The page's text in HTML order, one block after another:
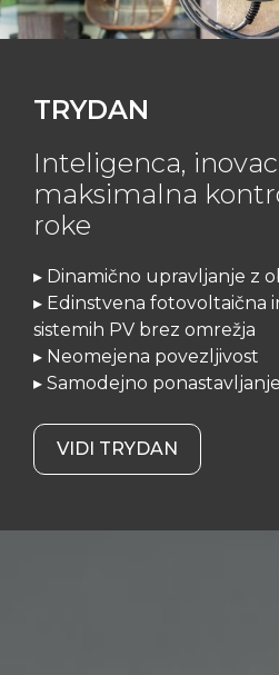
TRYDAN
Inteligenca,
maksimalna
roke
▸ Dinamično upravljanje z
▸ Edinstvena fotovoltaična
sistemih PV brez omrežja
▸ Neomejena povezljivost
▸ Samodejno ponastavljanje
VIDI TRYDAN